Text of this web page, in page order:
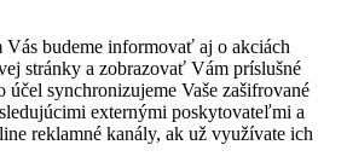
Vás budeme informovať aj o akciách
stránky a zobrazovať Vám príslušné
účel synchronizujeme Vaše zašifrované
externými poskytovateľmi a
reklamné kanály, ak už využívate ich